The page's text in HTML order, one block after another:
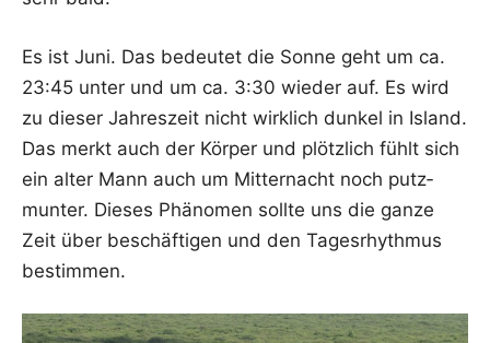
Es ist Juni. Das bedeu­tet die Son­ne geht um ca.
23:45 unter und um ca. 3:30 wie­der auf. Es wird
zu die­ser Jah­res­zeit nicht wirk­lich dun­kel in Island.
Das merkt auch der Kör­per und plötz­lich fühlt sich
ein alter Mann auch um Mit­ter­nacht noch putz­
mun­ter. Die­ses Phä­no­men soll­te uns die gan­ze
Zeit über beschäf­ti­gen und den Tages­rhyth­mus
bestimmen.